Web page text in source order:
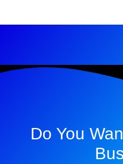
Do You